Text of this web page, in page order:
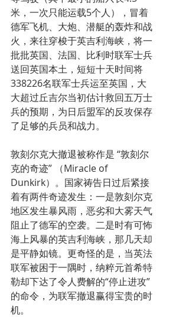
米，一次只能运载5个人），冒着
德军飞机、大炮、潜艇的轰炸和战
火，来往穿梭于英吉利海峡，将一
批批英国、法国、比利时联军士兵
送回英国本土，短短十天时间将
338226名联军士兵运至英国，大
大超过丘吉尔当初估计救回五万士
兵的预期，为日后盟军的反攻保存
了足够的兵员和战力。
敦刻尔克大撤退被称作是 “敦刻尔
克的奇迹” （Miracle of
Dunkirk）。国家祷告日过后紧接
着有两件奇迹发生：一是敦刻尔克
地区发生暴风雨，恶劣和大雾天气
阻止了德军的空袭。二是时有可怖
海上风暴的英吉利海峡，那几天却
是平静如镜。更奇怪的是，当英法
联军被困于一隅时，纳粹元首希特
勒却下达了令人费解的“停止进攻”
的命令，为联军撤退赢得宝贵的时
机。